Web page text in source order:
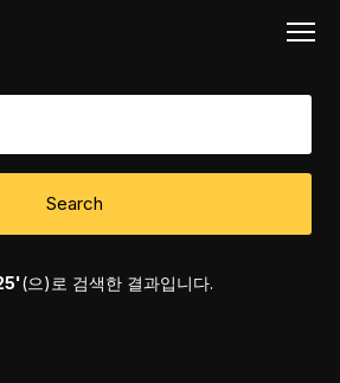
Search
(으)로 검색한 결과입니다.